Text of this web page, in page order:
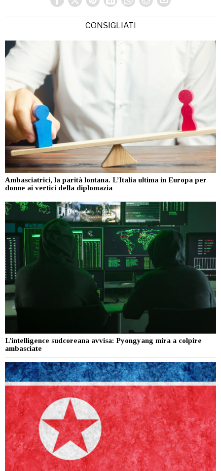
CONSIGLIATI
Ambasciatrici, la parità lontana. L’Italia ultima in Europa per
donne ai vertici della diplomazia
L’intelligence sudcoreana avvisa: Pyongyang mira a colpire
ambasciate